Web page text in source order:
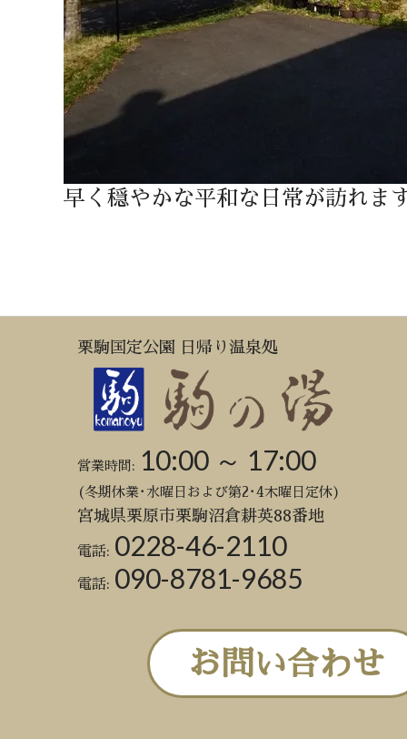
早く穏やかな平和な日常が訪れま
栗駒国定公園 日帰り温泉処
営業時間: 10:00 ～ 17:00
(冬期休業･水曜日および第2･4木曜日定休)
宮城県栗原市栗駒沼倉耕英88番地
電話: 0228-46-2110
電話: 090-8781-9685
お問い合わせ